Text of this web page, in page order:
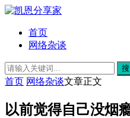
首页
网络杂谈
首页 网络杂谈文章正文
以前觉得自己没烟